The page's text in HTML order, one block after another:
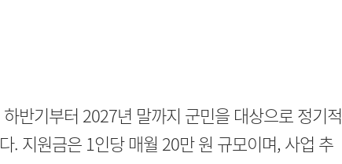
반기부터 2027년 말까지 군민을 대상으로 정기적
. 지원금은 1인당 매월 20만 원 규모이며, 사업 추